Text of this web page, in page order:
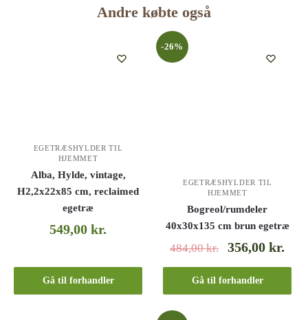
Andre købte også
EGETRÆSHYLDER TIL
HJEMMET
Alba, Hylde, vintage,
H2,2x22x85 cm, reclaimed
egetræ
549,00kr.
Gå til forhandler
-26%
EGETRÆSHYLDER TIL
HJEMMET
Bogreol/rumdeler
40x30x135 cm brun egetræ
484,00kr. 356,00kr.
Gå til forhandler